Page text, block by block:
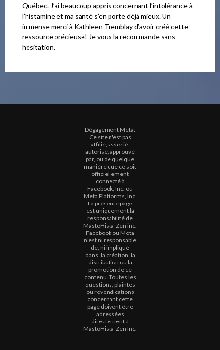
Québec. J’ai beaucoup appris concernant l’intolérance à
l’histamine et ma santé s’en porte déjà mieux. Un
immense merci à Kathleen Tremblay d’avoir créé cette
ressource précieuse! Je vous la recommande sans
hésitation.
Dégagement Meta:
Ce site n'est pas
affilié, associé,
autorisé, approuvé
par, ou de quelque
manière que ce soit
officiellement
connecté à
Facebook, Inc. ou
Meta Platforms, Inc.
La présente page
est uniquement la
responsabilité de
MastoHista-Zen inc.
Facebook ou Meta
n'est ni responsable
de, ni impliqué
dans, la création, la
distribution ou la
promotion de ce
contenu. Toutes les
questions, plaintes
ou revendications
concernant cette
page doivent être
adressées
directement à
MastoHista-Zen Inc.